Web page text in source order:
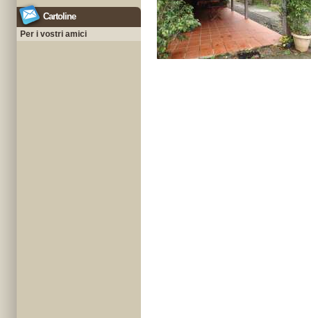
Cartoline
Per i vostri amici